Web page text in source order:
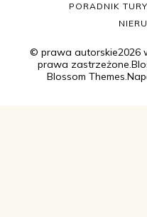
© prawa autorskie2026
prawa zastrzeżone.
Blossom Themes
PORADNIK